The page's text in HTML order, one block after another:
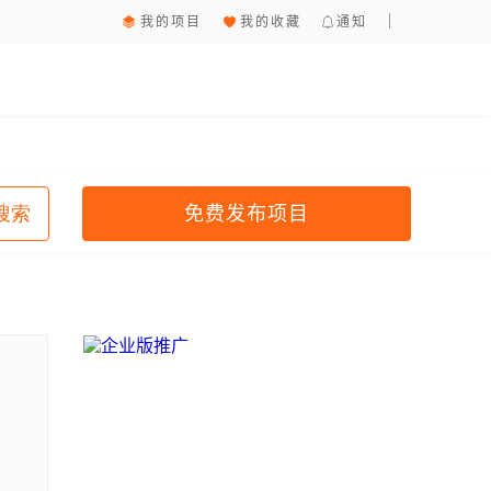
我的项目 我的收藏 通知
索 免费发布项目